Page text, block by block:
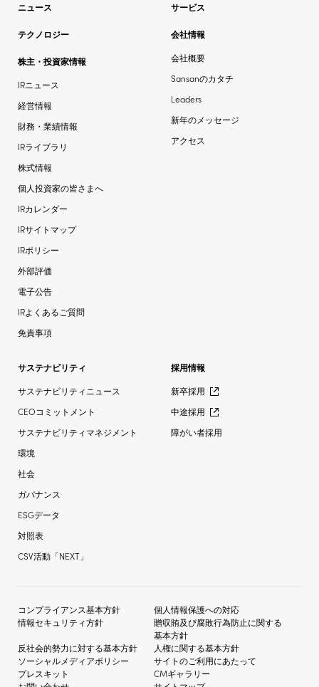
ニュース サービス
テクノロジー
会社情報
会社概要
Sansanのカタチ
Leaders
新年のメッセージ
アクセス
株主・投資家情報
IRニュース
経営情報
財務・業績情報
IRライブラリ
株式情報
個人投資家の皆さまへ
IRカレンダー
IRサイトマップ
IRポリシー
外部評価
電子公告
IRよくあるご質問
免責事項
サステナビリティ
サステナビリティニュース
CEOコミットメント
サステナビリティマネジメント
環境
社会
ガバナンス
ESGデータ
対照表
CSV活動「NEXT」
採用情報
新卒採用
中途採用
障がい者採用
コンプライアンス基本方針
個人情報保護への対応
情報セキュリティ方針
贈収賄及び腐敗行為防止に関する
基本方針
反社会的勢力に対する基本方針
人権に関する基本方針
ソーシャルメディアポリシー
サイトのご利用にあたって
プレスキット
CMギャラリー